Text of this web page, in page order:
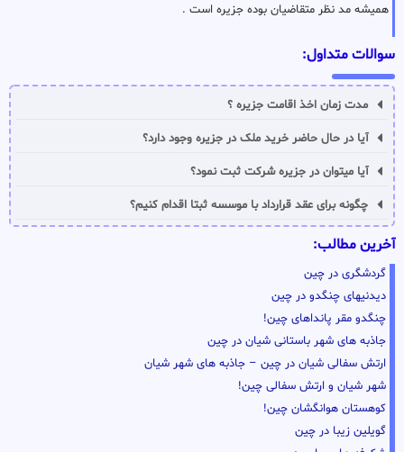
همیشه مد نظر متقاضیان بوده جزیره است .
سوالات متداول:
مدت زمان اخذ اقامت جزیره ؟
آیا در حال حاضر خرید ملک در جزیره وجود دارد؟
آیا میتوان در جزیره شرکت ثبت نمود؟
چگونه برای عقد قرارداد با موسسه ثبتا اقدام کنیم؟
آخرین مطالب:
گردشگری در چین
دیدنیهای چنگدو در چین
چنگدو مقر پانداهای چین!
جاذبه های شهر باستانی شیان در چین
ارتش سفالی شیان در چین – جاذبه های شهر شیان
شهر شیان و ارتش سفالی چین!
کوهستان هوانگشان چین!
گویلین زیبا در چین